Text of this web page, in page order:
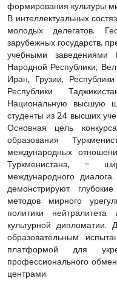
формирования культуры
В интеллектуальных
молодых делегатов.
зарубежных государств,
учебными заведениями
Народной Республики,
Иран, Грузии,
Республики
Национальную высшую
студенты из 24 высших
Основная цель
образования
международных
Туркменистана, –
международного
демонстрируют
методов мирного
политики
культурной дипломатии.
образовательным
платформой для
профессионального
центрами.